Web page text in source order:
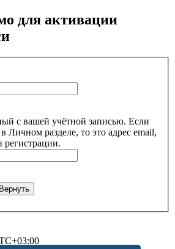
для активации
с вашей учётной записью. Если
Личном разделе, то это адрес email,